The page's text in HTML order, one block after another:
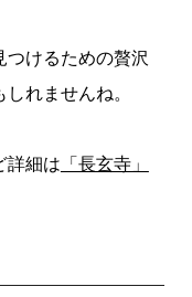
けるための贅沢
れませんね。
詳細は 「長玄寺」